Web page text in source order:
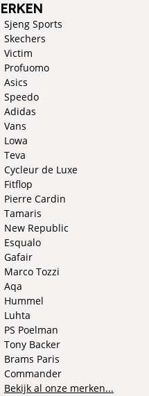
Sjeng Sports
Skechers
Victim
Profuomo
Asics
Speedo
Adidas
Vans
Lowa
Teva
Cycleur de Luxe
Fitflop
Pierre Cardin
Tamaris
New Republic
Esqualo
Gafair
Marco Tozzi
Aqa
Hummel
Luhta
PS Poelman
Tony Backer
Brams Paris
Commander
Bekijk al onze merken...